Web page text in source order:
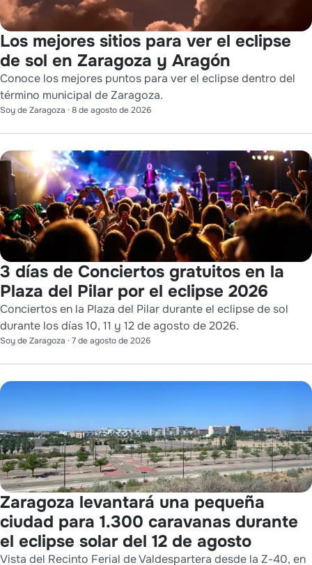
Los mejores sitios para ver el eclipse
de sol en Zaragoza y Aragón
Conoce los mejores puntos para ver el eclipse dentro del
término municipal de Zaragoza.
Soy de Zaragoza · 8 de agosto de 2026
3 días de Conciertos gratuitos en la
Plaza del Pilar por el eclipse 2026
Conciertos en la Plaza del Pilar durante el eclipse de sol
durante los días 10, 11 y 12 de agosto de 2026.
Soy de Zaragoza · 7 de agosto de 2026
Zaragoza levantará una pequeña
ciudad para 1.300 caravanas durante
el eclipse solar del 12 de agosto
Vista del Recinto Ferial de Valdespartera desde la Z-40, en